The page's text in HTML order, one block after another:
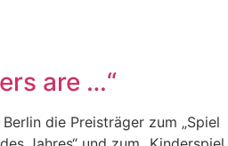
are …“
die Preisträger zum „Spiel